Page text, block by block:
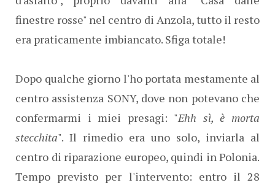
finestre rosse" nel centro di Anzola, tutto il resto
era praticamente imbiancato. Sfiga totale!
Dopo qualche giorno l'ho portata mestamente al
centro assistenza SONY, dove non potevano che
confermarmi i miei presagi: "Ehh sì, è morta
stecchita". Il rimedio era uno solo, inviarla al
centro di riparazione europeo, quindi in Polonia.
Tempo previsto per l'intervento: entro il 28